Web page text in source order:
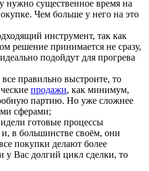
нужно существенное время на
Чем больше у него на это
инструмент, так как
решение принимается не сразу,
подойдут для прогрева
правильно выстроите, то
продажи, как минимум,
партию. Но уже сложнее
сферами;
готовые процессы
в большинстве своём, они
покупки делают более
у Вас долгий цикл сделки, то